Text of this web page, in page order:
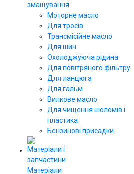
змащування
Моторне масло
Для тросів
Трансмісійне масло
Для шин
Охолоджуюча рідина
Для повітряного фільтру
Для ланцюга
Для гальм
Вилкове масло
Для чищення шоломів і
пластика
Бензинові присадки
Матеріали